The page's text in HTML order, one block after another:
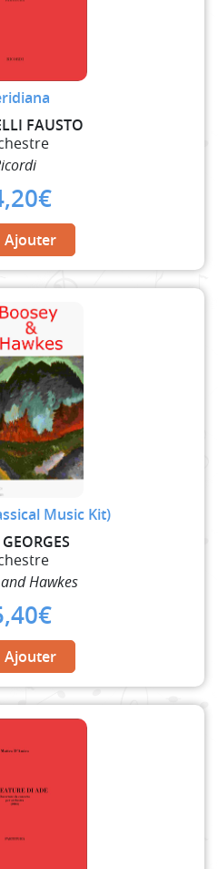
FAUSTO
€
Ajouter
Music Kit)
Hawkes
€
Ajouter